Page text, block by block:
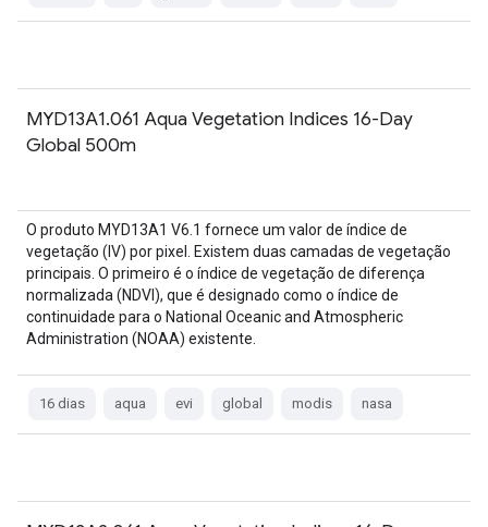
MYD13A1.061 Aqua Vegetation Indices 16-Day
Global 500m
O produto MYD13A1 V6.1 fornece um valor de índice de
vegetação (IV) por pixel. Existem duas camadas de vegetação
principais. O primeiro é o índice de vegetação de diferença
normalizada (NDVI), que é designado como o índice de
continuidade para o National Oceanic and Atmospheric
Administration (NOAA) existente.
16 dias aqua evi global modis nasa